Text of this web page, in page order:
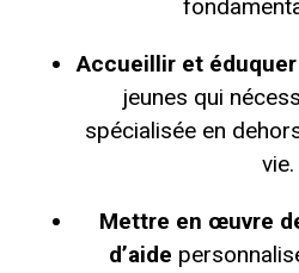
Accueillir et éduquer
jeunes qui
spécialisée en
vie.
Mettre en œuvre
d’aide